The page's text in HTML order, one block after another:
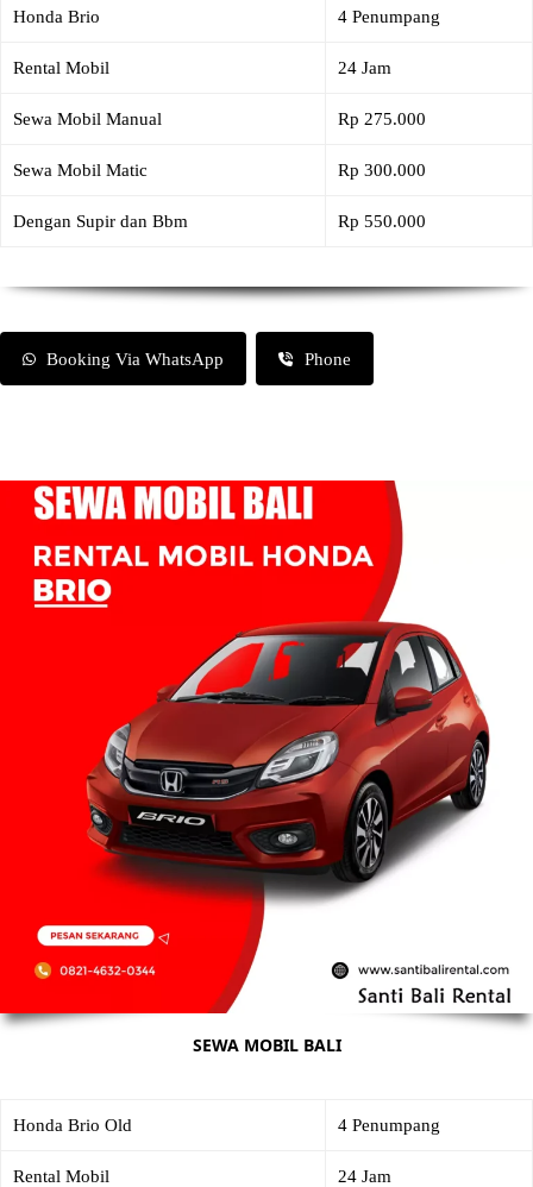
Honda Brio 4 Penumpang
Rental Mobil 24 Jam
Sewa Mobil Manual Rp 275.000
Sewa Mobil Matic Rp 300.000
Dengan Supir dan Bbm Rp 550.000
Booking Via WhatsApp Phone
SEWA MOBIL BALI
Honda Brio Old 4 Penumpang
Rental Mobil 24 Jam